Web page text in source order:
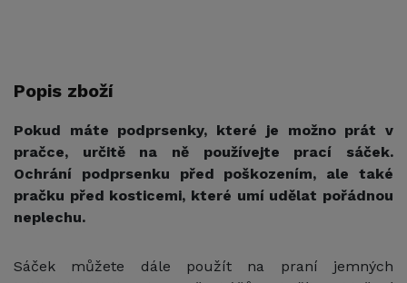
Popis zboží
Pokud máte podprsenky, které je možno prát v
pračce, určitě na ně používejte prací sáček.
Ochrání podprsenku před poškozením, ale také
pračku před kosticemi, které umí udělat pořádnou
neplechu.
Sáček můžete dále použít na praní jemných